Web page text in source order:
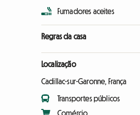
Fumadores aceites
Regras da casa
Localização
Cadillac-sur-Garonne, França
Transportes públicos
Comércio